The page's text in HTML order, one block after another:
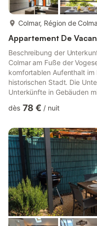
Colmar, Région de
Appartement De
Beschreibung der
Colmar am Fuße der
komfortablen Aufenthalt
historischen Stadt. Die
Unterkünfte in Gebäuden
großen Doppelbett (oder
Ein gut ausgestattetes
kostenfreies WLAN und ein
Haustiere sind gegen
dès 78 € / nuit